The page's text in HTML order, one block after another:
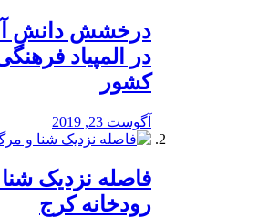
درخشش دانش
در المپیاد
کشور
آگوست 23, 2019
️فاصله نزدیک
رودخانه کرج